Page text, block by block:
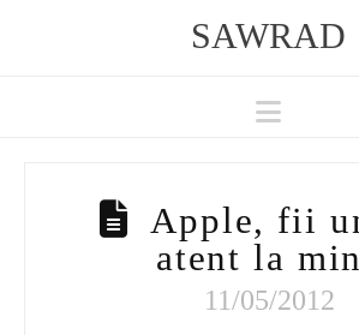
SAWRAD
Apple, fii
atent la
11/05/2012